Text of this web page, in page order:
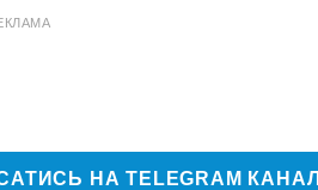
НА TELEGRAM КАНАЛ